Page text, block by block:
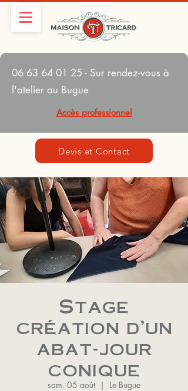
06 63 64 01 25 - Sur rendez-vous à
l'atelier au Bugue
Accès professionnel
Devis et Contact
Stage
création d'un
abat-jour
conique
sam. 05 août
  |
Le Bugue